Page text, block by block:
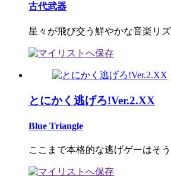
古代武器
星々が飛び交う鮮やかな音楽リ
とにかく逃げろ!Ver.2.XX
Blue Triangle
ここまで本格的な逃げゲーはそう